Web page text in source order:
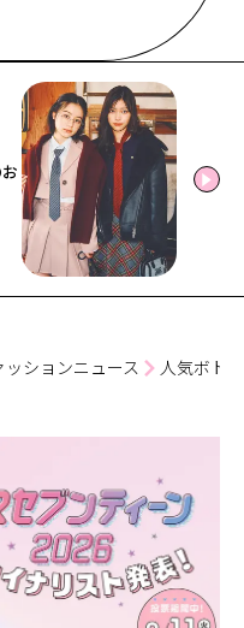
ッションニュース 人気ボト